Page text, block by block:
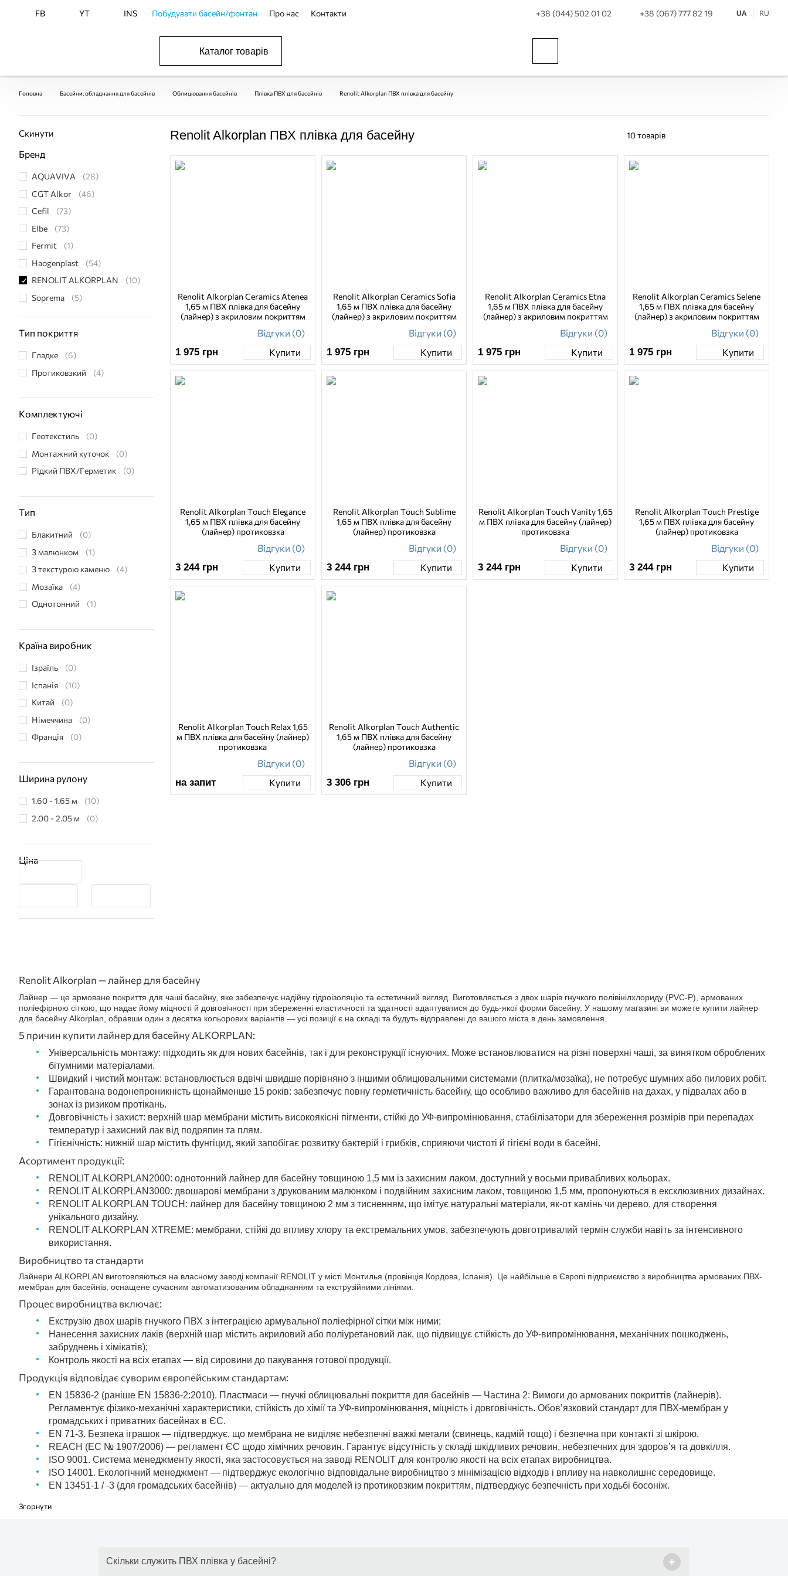
FB YT INS Побудувати басейн/фонтан Про нас Контакти +38 (044) 502 01 02 +38 (067) 777 82 19 UA RU
Каталог товарів
Головна Басейни, обладнання для басейнів Облицювання басейнів Плівка ПВХ для басейнів Renolit Alkorplan ПВХ плівка для басейну
Скинути
Бренд
AQUAVIVA
(28)
CGT Alkor
(46)
Cefil
(73)
Elbe
(73)
Fermit
(1)
Haogenplast
(54)
RENOLIT ALKORPLAN
(10)
Soprema
(5)
Vagner Pool
(4)
Тип покриття
Гладке
(6)
Протиковзкий
(4)
Комплектуючі
Геотекстиль
(0)
Монтажний куточок
(0)
Рідкий ПВХ/Герметик
(0)
Тип
Блакитний
(0)
З малюнком
(1)
З текстурою каменю
(4)
Мозаїка
(4)
Однотонний
(1)
Країна виробник
Ізраїль
(0)
Іспанія
(10)
Китай
(0)
Німеччина
(0)
Франція
(0)
Ширина рулону
1.60 - 1.65 м
(10)
2.00 - 2.05 м
(0)
Ціна
Renolit Alkorplan ПВХ плівка для басейну 10товарів
Renolit Alkorplan Ceramics Atenea
1,65 м ПВХ плівка для басейну
(лайнер) з акриловим покриттям
Відгуки (0)
1 975 грн Купити
Renolit Alkorplan Ceramics Sofia
1,65 м ПВХ плівка для басейну
(лайнер) з акриловим покриттям
Відгуки (0)
1 975 грн Купити
Renolit Alkorplan Ceramics Etna
1,65 м ПВХ плівка для басейну
(лайнер) з акриловим покриттям
Відгуки (0)
1 975 грн Купити
Renolit Alkorplan Ceramics Selene
1,65 м ПВХ плівка для басейну
(лайнер) з акриловим покриттям
Відгуки (0)
1 975 грн Купити
Renolit Alkorplan Touch Elegance
1,65 м ПВХ плівка для басейну
(лайнер) протиковзка
Відгуки (0)
3 244 грн Купити
Renolit Alkorplan Touch Sublime
1,65 м ПВХ плівка для басейну
(лайнер) протиковзка
Відгуки (0)
3 244 грн Купити
Renolit Alkorplan Touch Vanity 1,65
м ПВХ плівка для басейну (лайнер)
протиковзка
Відгуки (0)
3 244 грн Купити
Renolit Alkorplan Touch Prestige
1,65 м ПВХ плівка для басейну
(лайнер) протиковзка
Відгуки (0)
3 244 грн Купити
Renolit Alkorplan Touch Relax 1,65
м ПВХ плівка для басейну (лайнер)
протиковзка
Відгуки (0)
на запит
Купити
Renolit Alkorplan Touch Authentic
1,65 м ПВХ плівка для басейну
(лайнер) протиковзка
Відгуки (0)
3 306 грн Купити
Renolit Alkorplan — лайнер для басейну
Лайнер — це армоване покриття для чаші басейну, яке забезпечує надійну гідроізоляцію та естетичний вигляд. Виготовляється з двох шарів гнучкого полівінілхлориду (PVC-P), армованих
поліефірною сіткою, що надає йому міцності й довговічності при збереженні еластичності та здатності адаптуватися до будь-якої форми басейну. У нашому магазині ви можете купити лайнер
для басейну Alkorplan, обравши один з десятка кольорових варіантів — усі позиції є на складі та будуть відправлені до вашого міста в день замовлення.
5 причин купити лайнер для басейну ALKORPLAN:
Універсальність монтажу: підходить як для нових басейнів, так і для реконструкції існуючих. Може встановлюватися на різні поверхні чаші, за винятком оброблених
бітумними матеріалами.
Швидкий і чистий монтаж: встановлюється вдвічі швидше порівняно з іншими облицювальними системами (плитка/мозаїка), не потребує шумних або пилових робіт.
Гарантована водонепроникність щонайменше 15 років: забезпечує повну герметичність басейну, що особливо важливо для басейнів на дахах, у підвалах або в
зонах із ризиком протікань.
Довговічність і захист: верхній шар мембрани містить високоякісні пігменти, стійкі до УФ-випромінювання, стабілізатори для збереження розмірів при перепадах
температур і захисний лак від подряпин та плям.
Гігієнічність: нижній шар містить фунгіцид, який запобігає розвитку бактерій і грибків, сприяючи чистоті й гігієні води в басейні.
Асортимент продукції:
RENOLIT ALKORPLAN2000: однотонний лайнер для басейну товщиною 1,5 мм із захисним лаком, доступний у восьми привабливих кольорах.
RENOLIT ALKORPLAN3000: двошарові мембрани з друкованим малюнком і подвійним захисним лаком, товщиною 1,5 мм, пропонуються в ексклюзивних дизайнах.
RENOLIT ALKORPLAN TOUCH: лайнер для басейну товщиною 2 мм з тисненням, що імітує натуральні матеріали, як-от камінь чи дерево, для створення
унікального дизайну.
RENOLIT ALKORPLAN XTREME: мембрани, стійкі до впливу хлору та екстремальних умов, забезпечують довготривалий термін служби навіть за інтенсивного
використання.
Виробництво та стандарти
Лайнери ALKORPLAN виготовляються на власному заводі компанії RENOLIT у місті Монтилья (провінція Кордова, Іспанія). Це найбільше в Європі підприємство з виробництва армованих ПВХ-
мембран для басейнів, оснащене сучасним автоматизованим обладнанням та екструзійними лініями.
Процес виробництва включає:
Екструзію двох шарів гнучкого ПВХ з інтеграцією армувальної поліефірної сітки між ними;
Нанесення захисних лаків (верхній шар містить акриловий або поліуретановий лак, що підвищує стійкість до УФ-випромінювання, механічних пошкоджень,
забруднень і хімікатів);
Контроль якості на всіх етапах — від сировини до пакування готової продукції.
Продукція відповідає суворим європейським стандартам:
EN 15836-2 (раніше EN 15836-2:2010). Пластмаси — гнучкі облицювальні покриття для басейнів — Частина 2: Вимоги до армованих покриттів (лайнерів).
Регламентує фізико-механічні характеристики, стійкість до хімії та УФ-випромінювання, міцність і довговічність. Обов’язковий стандарт для ПВХ-мембран у
громадських і приватних басейнах в ЄС.
EN 71-3. Безпека іграшок — підтверджує, що мембрана не виділяє небезпечні важкі метали (свинець, кадмій тощо) і безпечна при контакті зі шкірою.
REACH (EC № 1907/2006) — регламент ЄС щодо хімічних речовин. Гарантує відсутність у складі шкідливих речовин, небезпечних для здоров’я та довкілля.
ISO 9001. Система менеджменту якості, яка застосовується на заводі RENOLIT для контролю якості на всіх етапах виробництва.
ISO 14001. Екологічний менеджмент — підтверджує екологічно відповідальне виробництво з мінімізацією відходів і впливу на навколишнє середовище.
EN 13451-1 / -3 (для громадських басейнів) — актуально для моделей із протиковзким покриттям, підтверджує безпечність при ходьбі босоніж.
+
Скільки служить ПВХ плівка у басейні?